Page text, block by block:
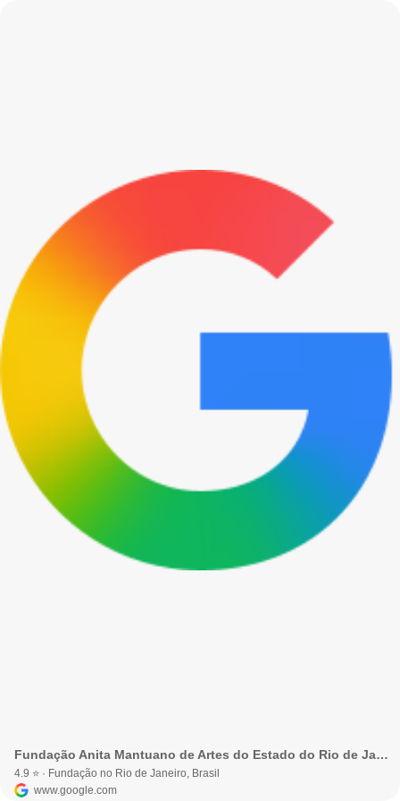
Fundação Anita Mantuano de Artes do Estado do Rio de Janeiro · Rio de Janeiro - RJ, Brasil
4.9 ⭐ · Fundação no Rio de Janeiro, Brasil
www.google.com